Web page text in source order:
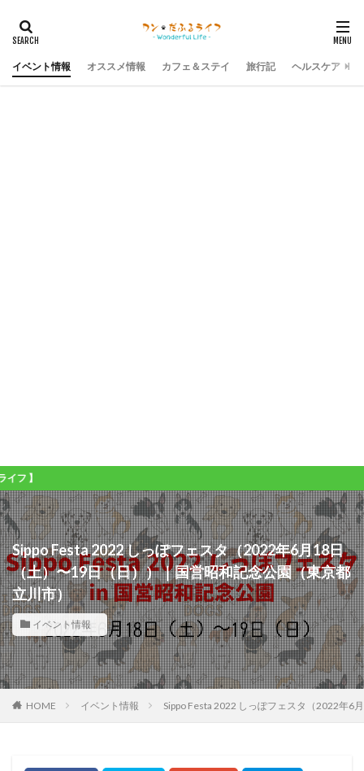
イベント情報 オススメ情報 カフェ＆ステイ 旅行記 ヘルスケア
Sippo Festa 2022 しっぽフェスタ（2022年6月18日
（土）〜19日（日））｜国営昭和記念公園（東京都
立川市）
イベント情報
HOME イベント情報 Sippo Festa 2022 しっぽフェスタ（2022年6